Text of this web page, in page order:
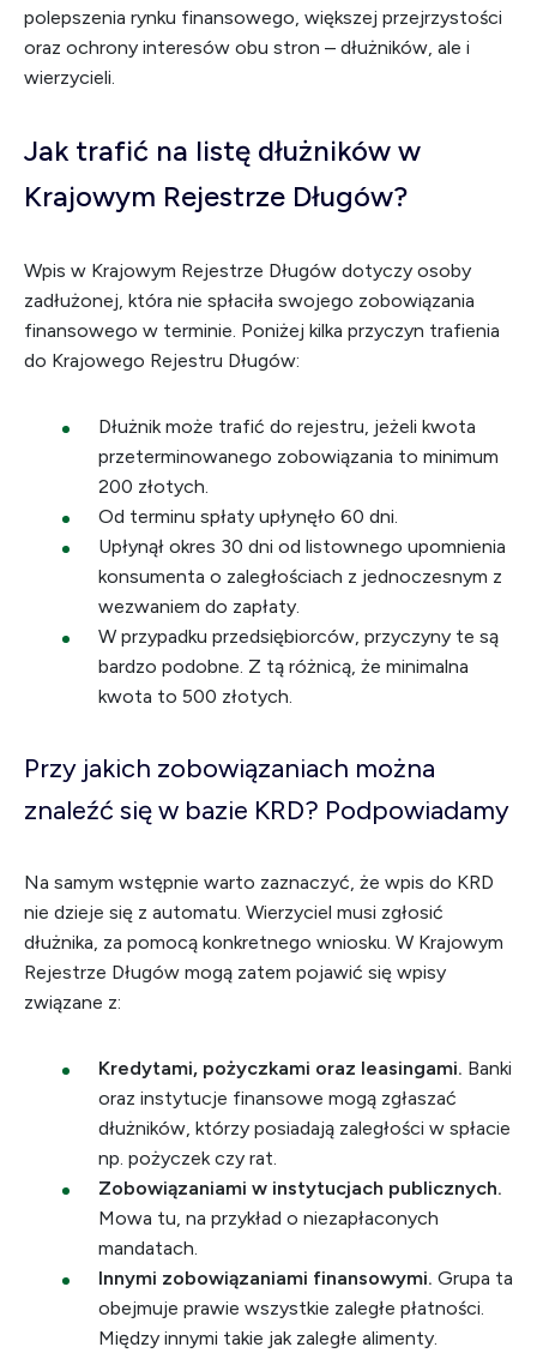
polepszenia rynku finansowego, większej przejrzystości
oraz ochrony interesów obu stron – dłużników, ale i
wierzycieli.
Jak trafić na listę dłużników w
Krajowym Rejestrze Długów?
Wpis w Krajowym Rejestrze Długów dotyczy osoby
zadłużonej, która nie spłaciła swojego zobowiązania
finansowego w terminie. Poniżej kilka przyczyn trafienia
do Krajowego Rejestru Długów:
Dłużnik może trafić do rejestru, jeżeli kwota
przeterminowanego zobowiązania to minimum
200 złotych.
Od terminu spłaty upłynęło 60 dni.
Upłynął okres 30 dni od listownego upomnienia
konsumenta o zaległościach z jednoczesnym z
wezwaniem do zapłaty.
W przypadku przedsiębiorców, przyczyny te są
bardzo podobne. Z tą różnicą, że minimalna
kwota to 500 złotych.
Przy jakich zobowiązaniach można
znaleźć się w bazie KRD? Podpowiadamy
Na samym wstępnie warto zaznaczyć, że wpis do KRD
nie dzieje się z automatu. Wierzyciel musi zgłosić
dłużnika, za pomocą konkretnego wniosku. W Krajowym
Rejestrze Długów mogą zatem pojawić się wpisy
związane z:
Kredytami, pożyczkami oraz leasingami. Banki
oraz instytucje finansowe mogą zgłaszać
dłużników, którzy posiadają zaległości w spłacie
np. pożyczek czy rat.
Zobowiązaniami w instytucjach publicznych.
Mowa tu, na przykład o niezapłaconych
mandatach.
Innymi zobowiązaniami finansowymi. Grupa ta
obejmuje prawie wszystkie zaległe płatności.
Między innymi takie jak zaległe alimenty.